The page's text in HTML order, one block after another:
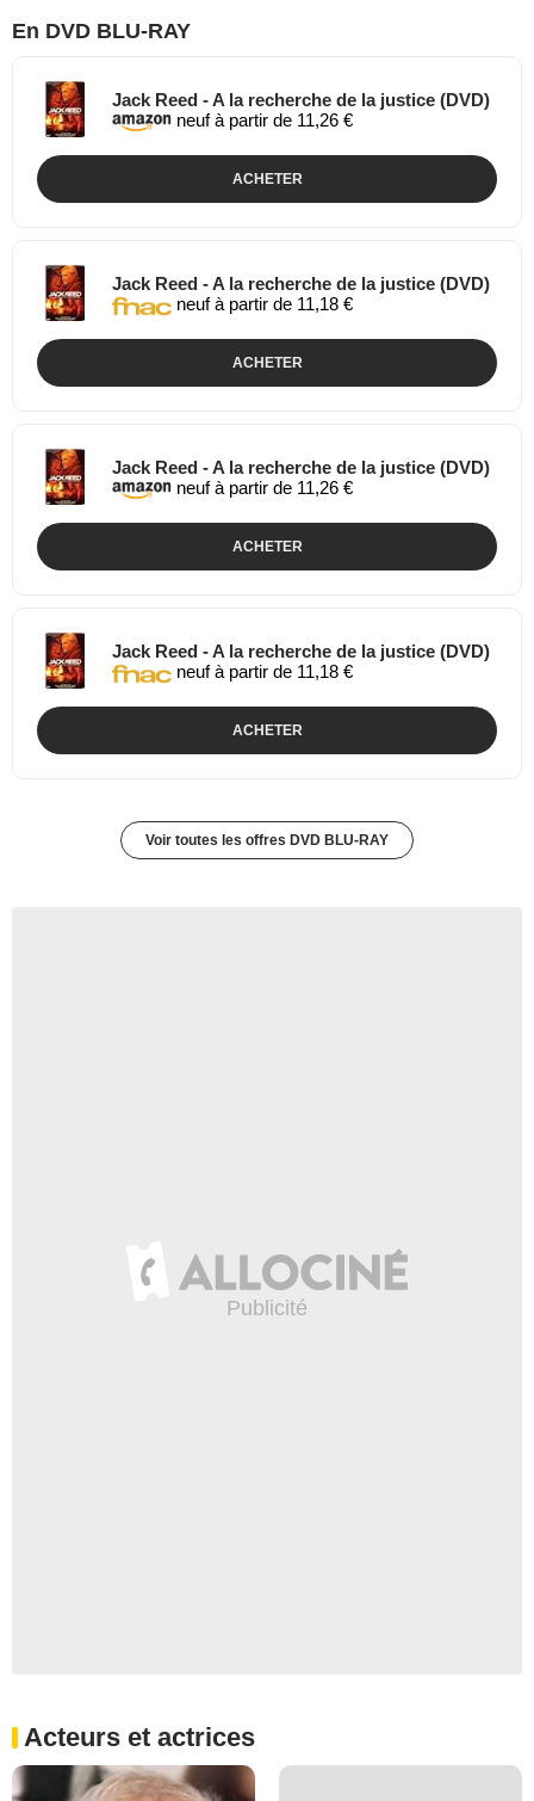
En DVD BLU-RAY
Jack Reed - A la recherche de la justice (DVD)
neuf à partir de 11,26 €
ACHETER
Jack Reed - A la recherche de la justice (DVD)
neuf à partir de 11,18 €
ACHETER
Jack Reed - A la recherche de la justice (DVD)
neuf à partir de 11,26 €
ACHETER
Jack Reed - A la recherche de la justice (DVD)
neuf à partir de 11,18 €
ACHETER
Voir toutes les offres DVD BLU-RAY
Acteurs et actrices